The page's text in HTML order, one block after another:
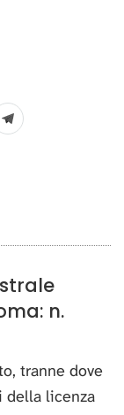
n.
tranne dove
della licenza